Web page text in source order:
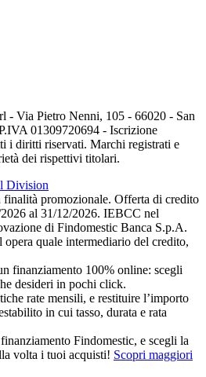
- Via Pietro Nenni, 105 - 66020 - San
01309720694 - Iscrizione
i diritti riservati. Marchi registrati e
dei rispettivi titolari.
Division
promozionale. Offerta di credito
al 31/12/2026. IEBCC nel
di Findomestic Banca S.p.A.
quale intermediario del credito,
finanziamento 100% online: scegli
desideri in pochi click.
rate mensili, e restituire l’importo
in cui tasso, durata e rata
Findomestic, e scegli la
volta i tuoi acquisti! Scopri maggiori